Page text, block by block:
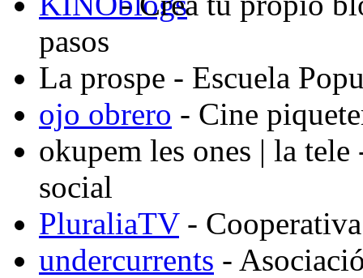
pasos
La prospe - Escuela
ojo obrero - Cine
okupem les ones | la tele
social
PluraliaTV-
undercurrents -